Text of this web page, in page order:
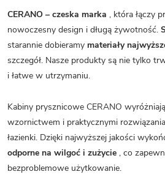
CERANO – czeska marka , która łączy
nowoczesny design i długą żywotność.
starannie dobieramy materiały
szczegół. Nasze produkty są nie tylko
i łatwe w utrzymaniu.
Kabiny prysznicowe CERANO
wzornictwem i praktycznymi
łazienki. Dzięki najwyższej jakości
odporne na wilgoć i zużycie , co
bezproblemowe użytkowanie.